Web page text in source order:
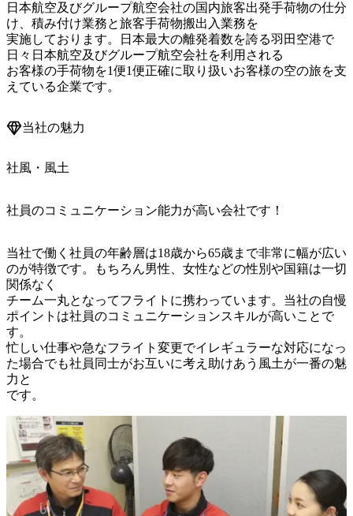
日本航空及びグループ航空会社の国内旅客出発手荷物の仕分
け、積み付け業務と旅客手荷物搬出入業務を
実施しております。日本最大の離発着数を誇る羽田空港で
日々日本航空及びグループ航空会社を利用される
お客様の手荷物を1便1便正確に取り扱いお客様の空の旅を支
当社の魅力
社風・風土
社員のコミュニケーション能力が高い会社です！
当社で働く社員の年齢層は18歳から65歳まで非常に幅が広い
のが特徴です。もちろん男性、女性などの性別や国籍は一切
関係なく
チーム一丸となってフライトに携わっています。当社の自慢
ポイントは社員のコミュニケーションスキルが高いことで
す。
忙しい仕事や急なフライト変更でイレギュラーな対応になっ
た場合でも社員同士がお互いに考え助けあう風土が一番の魅
力と
です。